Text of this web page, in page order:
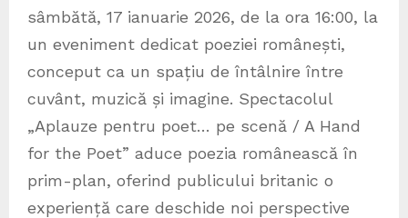
sâmbătă, 17 ianuarie 2026, de la ora 16:00, la
un eveniment dedicat poeziei românești,
conceput ca un spațiu de întâlnire între
cuvânt, muzică și imagine. Spectacolul
„Aplauze pentru poet… pe scenă / A Hand
for the Poet” aduce poezia românească în
prim-plan, oferind publicului britanic o
experiență care deschide noi perspective